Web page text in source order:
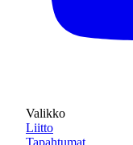
Valikko
Liitto
Tapahtumat